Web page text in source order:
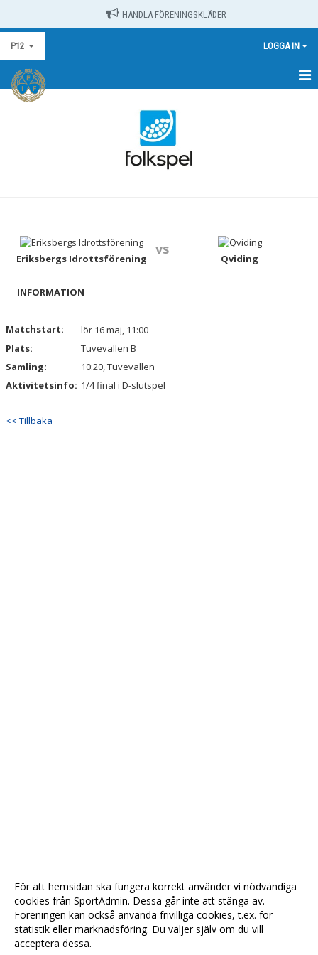
HANDLA FÖRENINGSKLÄDER
P12 LOGGA IN
HEM
BILDGALLERI
DOKUMENT
Eriksbergs Idrottsförening
vs
Qviding
INFORMATION
Matchstart:
lör 16 maj, 11:00
Plats:
Tuvevallen B
Samling:
10:20, Tuvevallen
Aktivitetsinfo: 1/4 final i D-slutspel
<< Tillbaka
För att hemsidan ska fungera korrekt använder vi nödvändiga
cookies från SportAdmin. Dessa går inte att stänga av.
Föreningen kan också använda frivilliga cookies, t.ex. för
statistik eller marknadsföring. Du väljer själv om du vill
acceptera dessa.